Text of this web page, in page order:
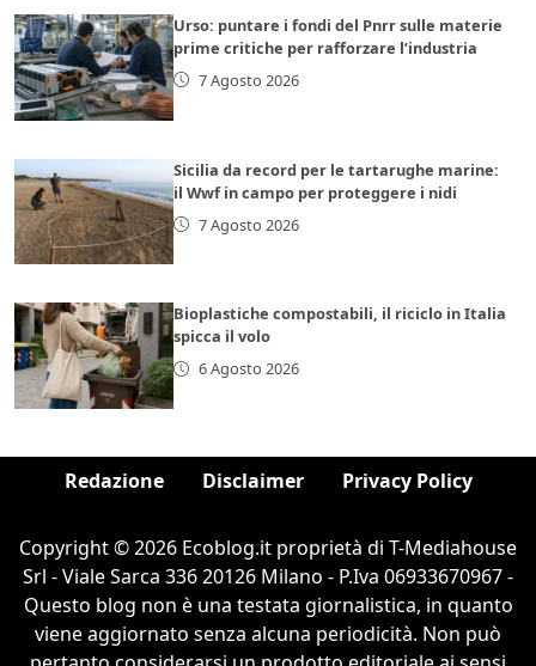
Urso: puntare i fondi del Pnrr sulle materie
prime critiche per rafforzare l’industria
7 Agosto 2026
Sicilia da record per le tartarughe marine:
il Wwf in campo per proteggere i nidi
7 Agosto 2026
Bioplastiche compostabili, il riciclo in Italia
spicca il volo
6 Agosto 2026
Redazione Disclaimer Privacy Policy
Copyright © 2026 Ecoblog.it proprietà di T-Mediahouse
Srl - Viale Sarca 336 20126 Milano - P.Iva 06933670967 -
Questo blog non è una testata giornalistica, in quanto
viene aggiornato senza alcuna periodicità. Non può